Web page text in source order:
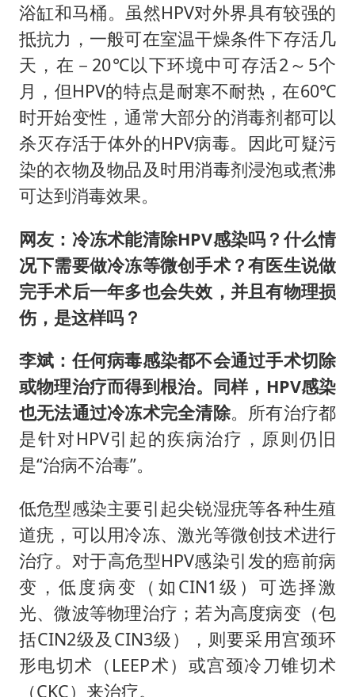
浴缸和马桶。虽然HPV对外界具有较强的
抵抗力，一般可在室温干燥条件下存活几
天，在－20℃以下环境中可存活2～5个
月，但HPV的特点是耐寒不耐热，在60℃
时开始变性，通常大部分的消毒剂都可以
杀灭存活于体外的HPV病毒。因此可疑污
染的衣物及物品及时用消毒剂浸泡或煮沸
可达到消毒效果。
网友：冷冻术能清除HPV感染吗？什么情
况下需要做冷冻等微创手术？有医生说做
完手术后一年多也会失效，并且有物理损
伤，是这样吗？
李斌：任何病毒感染都不会通过手术切除
或物理治疗而得到根治。同样，HPV感染
也无法通过冷冻术完全清除。所有治疗都
是针对HPV引起的疾病治疗，原则仍旧
是“治病不治毒”。
低危型感染主要引起尖锐湿疣等各种生殖
道疣，可以用冷冻、激光等微创技术进行
治疗。对于高危型HPV感染引发的癌前病
变，低度病变（如CIN1级）可选择激
光、微波等物理治疗；若为高度病变（包
括CIN2级及CIN3级），则要采用宫颈环
形电切术（LEEP术）或宫颈冷刀锥切术
（CKC）来治疗。